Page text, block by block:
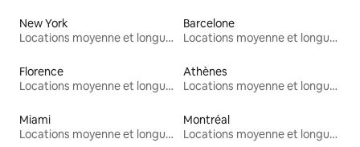
New York
Locations moyenne et longue durée
Barcelone
Locations moyenne et longue durée
Florence
Locations moyenne et longue durée
Athènes
Locations moyenne et longue durée
Miami
Locations moyenne et longue durée
Montréal
Locations moyenne et longue durée